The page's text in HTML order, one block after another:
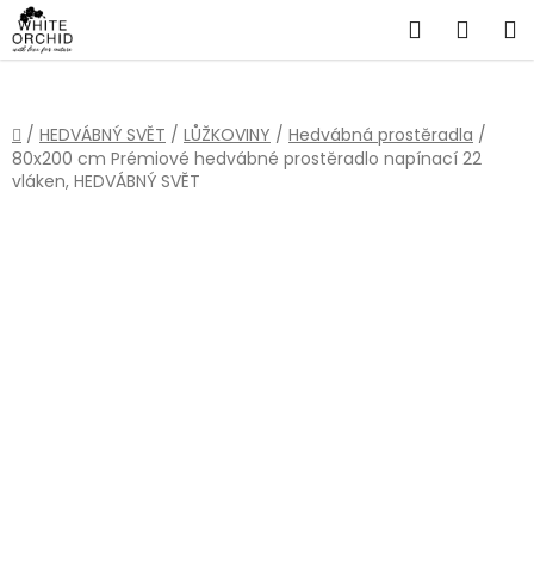
Přejít
na
obsah
Hledat
Domů
/ HEDVÁBNÝ SVĚT / LŮŽKOVINY / Hedvábná prostěradla /
80x200 cm Prémiové hedvábné prostěradlo napínací 22
vláken, HEDVÁBNÝ SVĚT